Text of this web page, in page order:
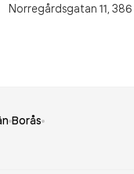
Norregårdsgatan 11,
Borås